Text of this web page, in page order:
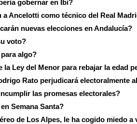
gobernar en Ibi?
a Ancelotti como técnico del Real
nuevas elecciones en Andalucía?
voto?
algo?
la Ley del Menor para rebajar la edad
Rato perjudicará electoralmente
las promesas electorales?
Semana Santa?
de Los Alpes, le ha cogido miedo a